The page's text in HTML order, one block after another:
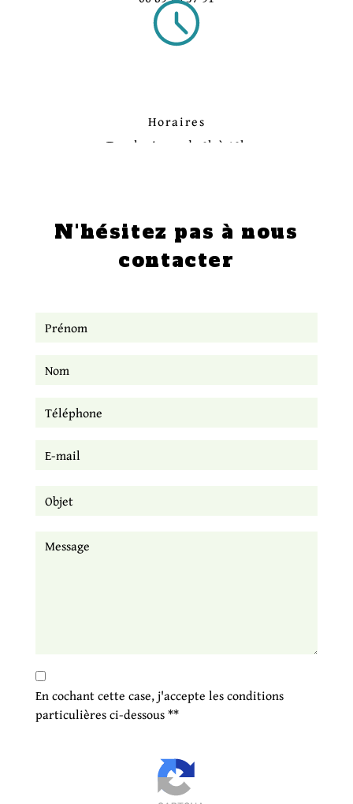
Horaires
Tous les jours, de 9h à 19h
N'hésitez pas à nous
contacter
En cochant cette case, j'accepte les conditions
particulières ci-dessous **